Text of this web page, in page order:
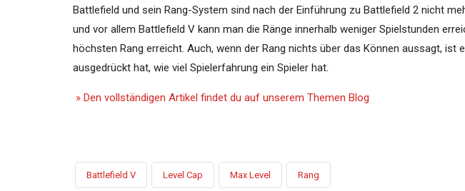
Battlefield und sein Rang-System sind nach der Einführung zu Battlefield 2 nicht
und vor allem Battlefield V kann man die Ränge innerhalb weniger Spielstunden
höchsten Rang erreicht. Auch, wenn der Rang nichts über das Können aussagt, ist
ausgedrückt hat, wie viel Spielerfahrung ein Spieler hat.
» Den vollständigen Artikel findet du auf unserem Themen Blog
Battlefield V Level Cap Max Level Rang